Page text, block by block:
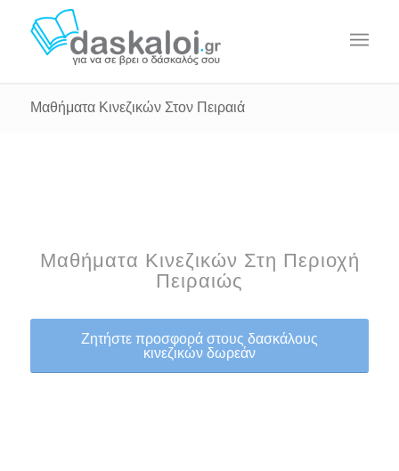
Μαθήματα Κινεζικών Στον Πειραιά
Μαθήματα Κινεζικών Στη Περιοχή
Πειραιώς
Ζητήστε προσφορά στους δασκάλους
κινεζικών δωρεάν